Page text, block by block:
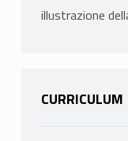
illustrazione
CURRICULUM